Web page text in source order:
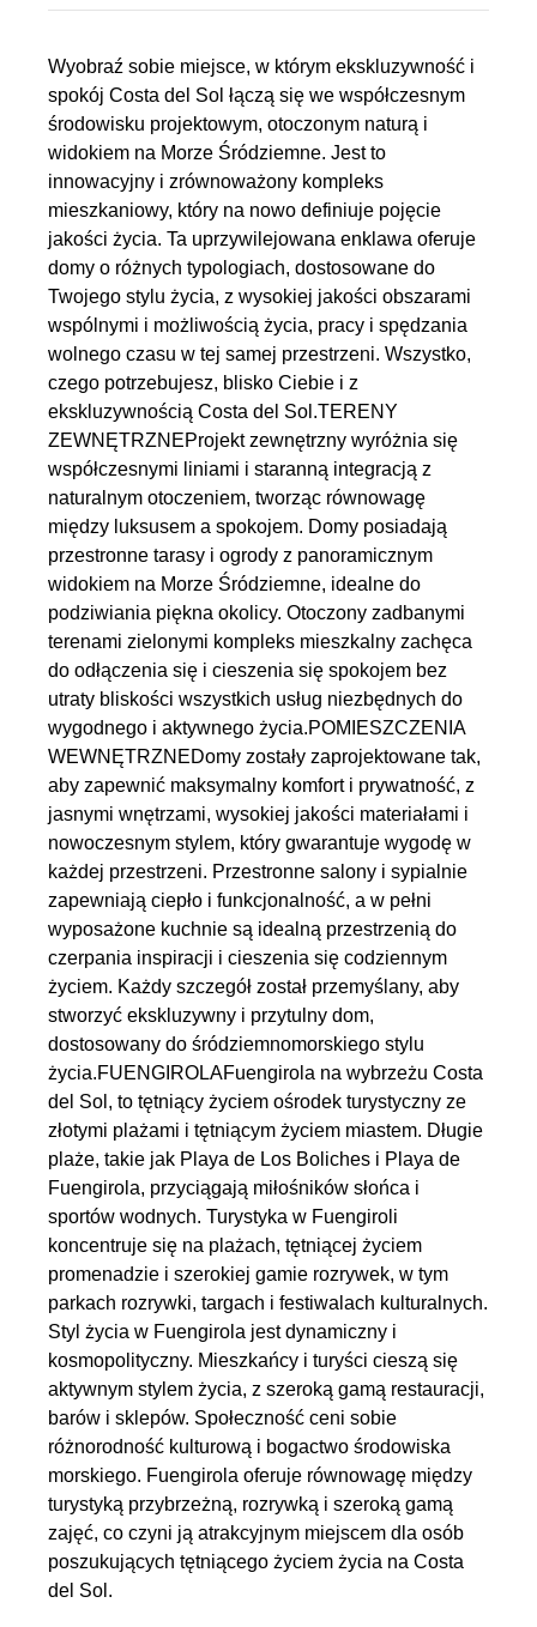
Wyobraź sobie miejsce, w którym ekskluzywność i
spokój Costa del Sol łączą się we współczesnym
środowisku projektowym, otoczonym naturą i
widokiem na Morze Śródziemne. Jest to
innowacyjny i zrównoważony kompleks
mieszkaniowy, który na nowo definiuje pojęcie
jakości życia. Ta uprzywilejowana enklawa oferuje
domy o różnych typologiach, dostosowane do
Twojego stylu życia, z wysokiej jakości obszarami
wspólnymi i możliwością życia, pracy i spędzania
wolnego czasu w tej samej przestrzeni. Wszystko,
czego potrzebujesz, blisko Ciebie i z
ekskluzywnością Costa del Sol.TERENY
ZEWNĘTRZNEProjekt zewnętrzny wyróżnia się
współczesnymi liniami i staranną integracją z
naturalnym otoczeniem, tworząc równowagę
między luksusem a spokojem. Domy posiadają
przestronne tarasy i ogrody z panoramicznym
widokiem na Morze Śródziemne, idealne do
podziwiania piękna okolicy. Otoczony zadbanymi
terenami zielonymi kompleks mieszkalny zachęca
do odłączenia się i cieszenia się spokojem bez
utraty bliskości wszystkich usług niezbędnych do
wygodnego i aktywnego życia.POMIESZCZENIA
WEWNĘTRZNEDomy zostały zaprojektowane tak,
aby zapewnić maksymalny komfort i prywatność, z
jasnymi wnętrzami, wysokiej jakości materiałami i
nowoczesnym stylem, który gwarantuje wygodę w
każdej przestrzeni. Przestronne salony i sypialnie
zapewniają ciepło i funkcjonalność, a w pełni
wyposażone kuchnie są idealną przestrzenią do
czerpania inspiracji i cieszenia się codziennym
życiem. Każdy szczegół został przemyślany, aby
stworzyć ekskluzywny i przytulny dom,
dostosowany do śródziemnomorskiego stylu
życia.FUENGIROLAFuengirola na wybrzeżu Costa
del Sol, to tętniący życiem ośrodek turystyczny ze
złotymi plażami i tętniącym życiem miastem. Długie
plaże, takie jak Playa de Los Boliches i Playa de
Fuengirola, przyciągają miłośników słońca i
sportów wodnych. Turystyka w Fuengiroli
koncentruje się na plażach, tętniącej życiem
promenadzie i szerokiej gamie rozrywek, w tym
parkach rozrywki, targach i festiwalach kulturalnych.
Styl życia w Fuengirola jest dynamiczny i
kosmopolityczny. Mieszkańcy i turyści cieszą się
aktywnym stylem życia, z szeroką gamą restauracji,
barów i sklepów. Społeczność ceni sobie
różnorodność kulturową i bogactwo środowiska
morskiego. Fuengirola oferuje równowagę między
turystyką przybrzeżną, rozrywką i szeroką gamą
zajęć, co czyni ją atrakcyjnym miejscem dla osób
poszukujących tętniącego życiem życia na Costa
del Sol.